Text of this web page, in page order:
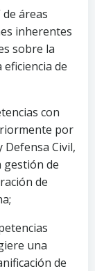
de áreas
inherentes
sobre la
de
con
por
Defensa Civil,
gestión de
de
una
de